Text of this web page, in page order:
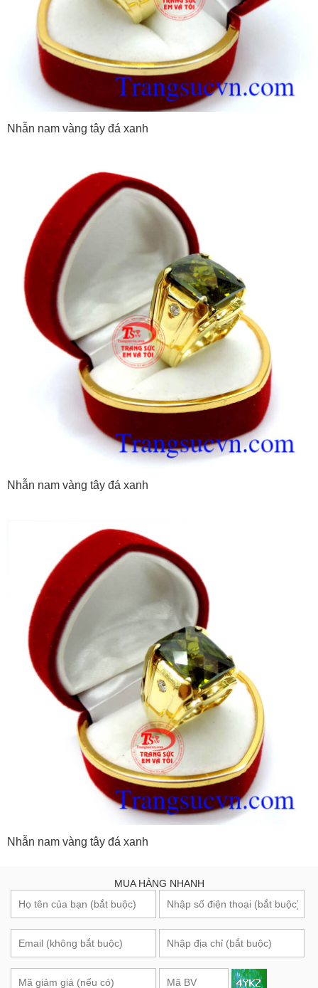
Nhẫn nam vàng tây đá xanh
Nhẫn nam vàng tây đá xanh
Nhẫn nam vàng tây đá xanh
MUA HÀNG NHANH